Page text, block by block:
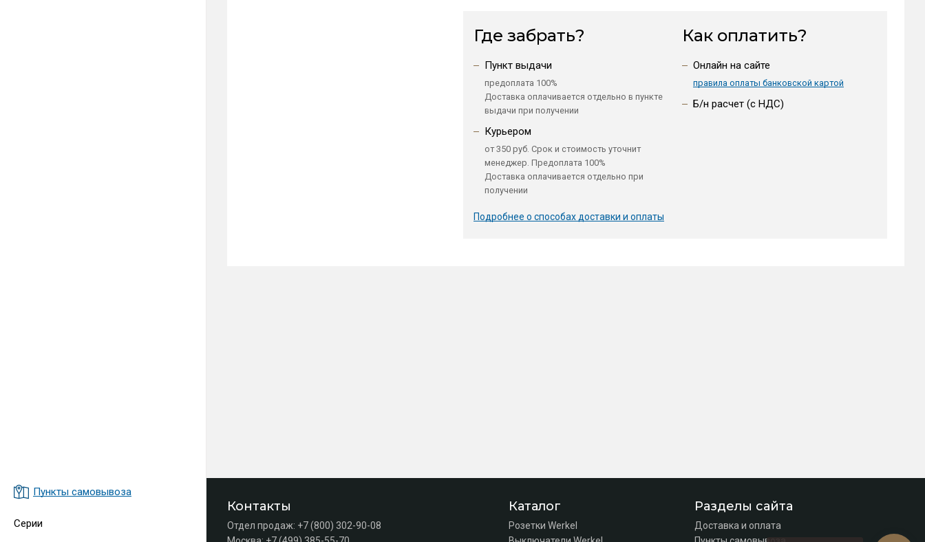
Пункты самовывоза
Серии
Где забрать?
Пункт выдачи
предоплата 100%
Доставка оплачивается отдельно в пункте
выдачи при получении
Курьером
от 350 руб. Срок и стоимость уточнит
менеджер. Предоплата 100%
Доставка оплачивается отдельно при
получении
Подробнее о способах доставки и оплаты
Как оплатить?
Онлайн на сайте
правила оплаты банковской картой
Б/н расчет (c НДС)
Контакты
Отдел продаж: +7 (800) 302-90-08
Каталог
Розетки Werkel
Разделы сайта
Доставка и оплата